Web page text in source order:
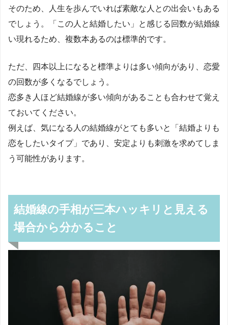
そのため、人生を歩んでいれば素敵な人との出会いもある
でしょう。「この人と結婚したい」と感じる回数が結婚線
い現れるため、複数本あるのは標準的です。
ただ、四本以上になると標準よりは多い傾向があり、恋愛
の回数が多くなるでしょう。
恋多き人ほど結婚線が多い傾向があることも合わせて覚え
ておいてください。
例えば、気になる人の結婚線がとても多いと「結婚よりも
恋をしたいタイプ」であり、安定よりも刺激を求めてしま
う可能性があります。
結婚線の手相が三本ハッキリと見える
場合から分かること